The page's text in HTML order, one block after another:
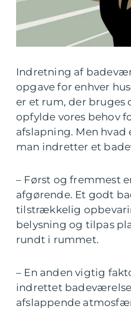
Indretning af
opgave for enhver
er et rum, der bruges
opfylde vores behov
afslapning. Men
man indretter et
– Først og fremmest
afgørende. Et godt
tilstrækkelig
belysning og tilpas
rundt i rummet.
– En anden vigtig
indrettet badeværelse
afslappende